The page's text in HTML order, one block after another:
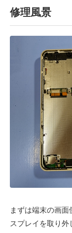
修理風景
まずは端末の画
スプレイを取り外